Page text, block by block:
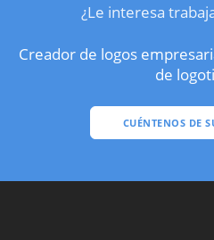
¿Le interesa
Creador de logos
de
CUÉNTENOS DE